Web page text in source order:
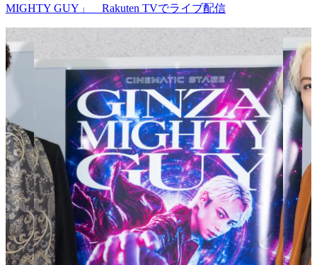
MIGHTY GUY」 Rakuten TVでライブ配信